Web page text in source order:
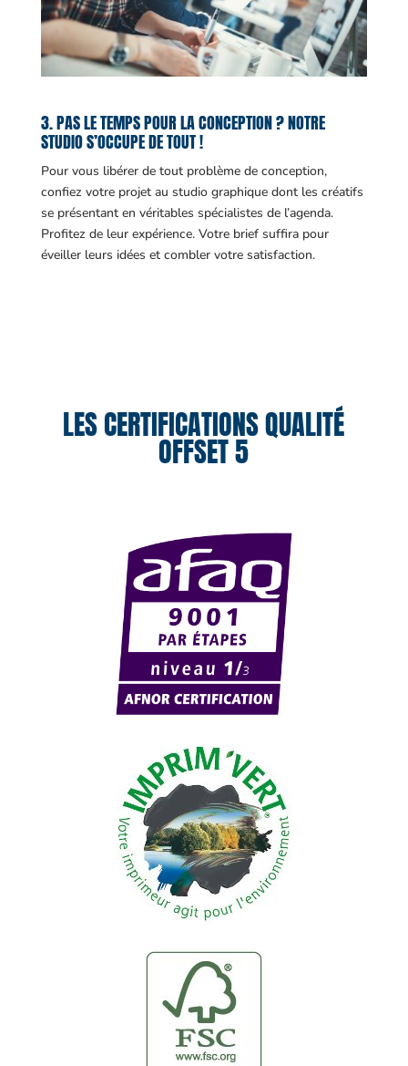
3. PAS LE TEMPS POUR LA CONCEPTION ? NOTRE
STUDIO S’OCCUPE DE TOUT !
Pour vous libérer de tout problème de conception,
confiez votre projet au studio graphique dont les créatifs
se présentant en véritables spécialistes de l’agenda.
Profitez de leur expérience. Votre brief suffira pour
éveiller leurs idées et combler votre satisfaction.
LES CERTIFICATIONS QUALITÉ
OFFSET 5